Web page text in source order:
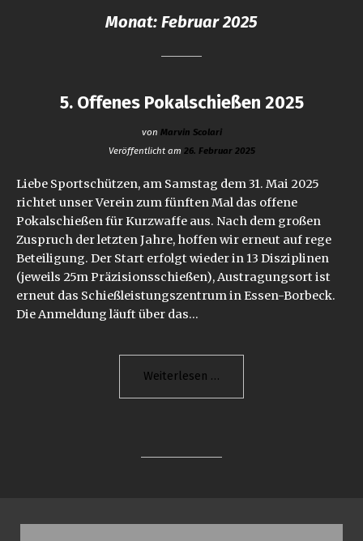
Monat: Februar 2025
5. Offenes Pokalschießen 2025
von Marvin Scolari
Veröffentlicht am 26. Februar 2025
Liebe Sportschützen, am Samstag dem 31. Mai 2025
richtet unser Verein zum fünften Mal das offene
Pokalschießen für Kurzwaffe aus. Nach dem großen
Zuspruch der letzten Jahre, hoffen wir erneut auf rege
Beteiligung. Der Start erfolgt wieder in 13 Disziplinen
(jeweils 25m Präzisionsschießen), Austragungsort ist
erneut das Schießleistungszentrum in Essen-Borbeck.
Die Anmeldung läuft über das…
Weiterlesen "5.